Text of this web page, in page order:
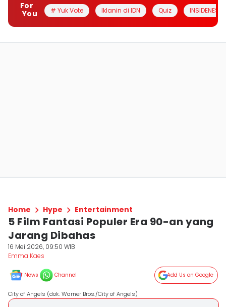
For
You
# Yuk Vote Iklanin di IDN Quiz INSIDENESIA
Home Hype Entertainment
5 Film Fantasi Populer Era 90-an yang
Jarang Dibahas
16 Mei 2026, 09:50 WIB
Emma Kaes
News Channel Add Us on Google
City of Angels (dok. Warner Bros./City of Angels)